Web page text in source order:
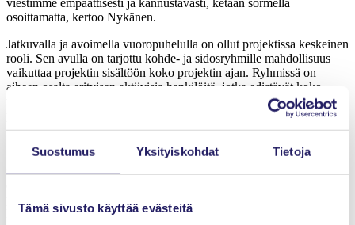
Suostumus Yksityiskohdat Tietoja
Tämä sivusto käyttää evästeitä
osoittamatta, kertoo Nykänen.
Jatkuvalla ja avoimella vuoropuhelulla on ollut projektissa keskeinen
rooli. Sen avulla on tarjottu kohde- ja sidosryhmille mahdollisuus
vaikuttaa projektin sisältöön koko projektin ajan. Ryhmissä on
aiheen osalta erityisen aktiivisia henkilöitä, jotka edistävät koko
toiminnan vaikuttavuutta. Palvelumuotoilun hyödyntäminen
projektissa on paitsi parantanut onnistumisen mahdollisuuksia, myös
tehnyt työstä tehokasta ja mielekästä.
– Asiakaslähtöisiä toimintatapoja ja palvelumuotoilua voisi kuvata
julkishallinnolle jopa rohkeiksi toimintamalleiksi, vaikka hyviä
Nykänen.